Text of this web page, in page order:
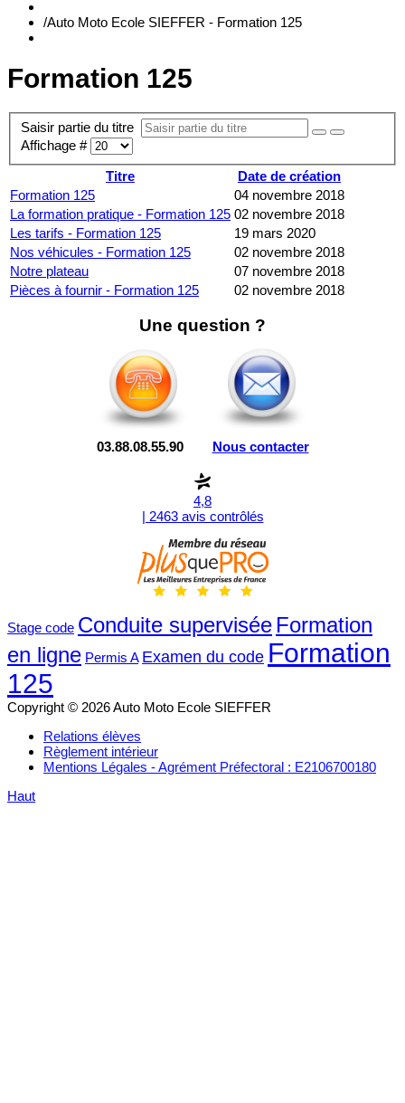
/Auto Moto Ecole SIEFFER - Formation 125
Formation 125
Saisir partie du titre
Affichage #
Titre
Date de création
Formation 125
04 novembre 2018
La formation pratique - Formation 125 02 novembre 2018
Les tarifs - Formation 125
19 mars 2020
Nos véhicules - Formation 125
02 novembre 2018
Notre plateau
07 novembre 2018
Pièces à fournir - Formation 125
02 novembre 2018
Une question ?
03.88.08.55.90 Nous contacter
4,8
| 2463 avis contrôlés
Stage code Conduite supervisée Formation
en ligne Permis A Examen du code Formation
125
Copyright © 2026 Auto Moto Ecole SIEFFER
Relations élèves
Règlement intérieur
Mentions Légales - Agrément Préfectoral : E2106700180
Haut